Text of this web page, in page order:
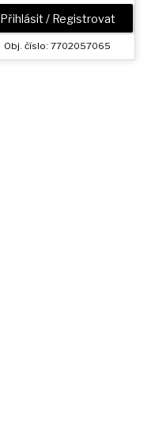
Přihlásit / Registrovat
Obj. číslo: 7702057065